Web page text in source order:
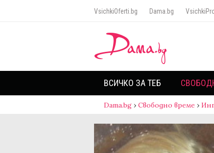
VsichkiOferti.bg Dama.bg
ВСИЧКО ЗА ТЕБ
Dama.bg › Свободно време ›